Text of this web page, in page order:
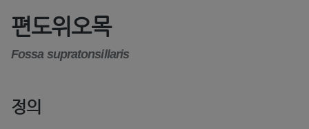
편도위오목
Fossa supratonsillaris
정의